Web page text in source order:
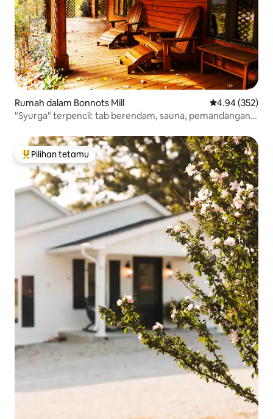
Rumah dalam Bonnots Mill Penarafan
4.94 (352)
"Syurga" terpencil: tab berendam, sauna, pemandangan
Pilihan utama tetamu
Pilihan tetamu